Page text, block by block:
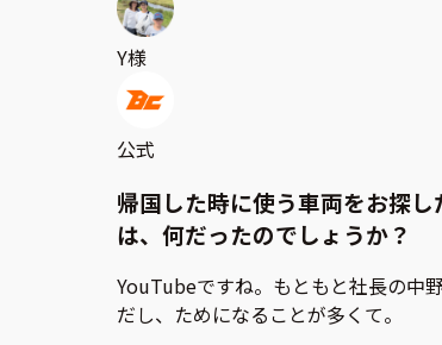
Y様
公式
帰国した時に使う車両をお探
は、何だったのでしょうか？
YouTubeですね。もともと社長の中
だし、ためになることが多くて。